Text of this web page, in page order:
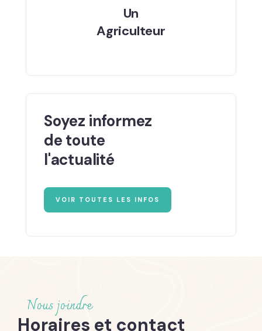
Un
Agriculteur
Soyez informez
de toute
l'actualité
VOIR TOUTES LES INFOS
Nous joindre
Horaires et contact